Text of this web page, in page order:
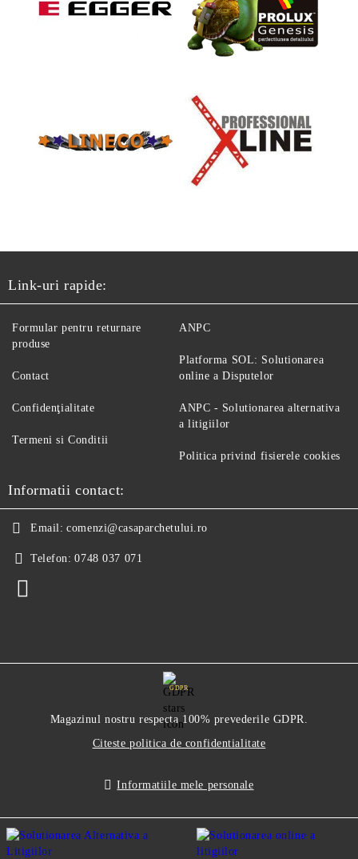
Link-uri rapide:
Formular pentru returnare
produse
Contact
Confidenţialitate
Termeni si Conditii
ANPC
Platforma SOL: Solutionarea
online a Disputelor
ANPC - Solutionarea alternativa
a litigiilor
Politica privind fisierele cookies
Informatii contact:
Email: comenzi@casaparchetului.ro
Telefon: 0748 037 071
GDPR
Magazinul nostru respecta 100% prevederile GDPR.
Citeste politica de confidentialitate
Informatiile mele personale